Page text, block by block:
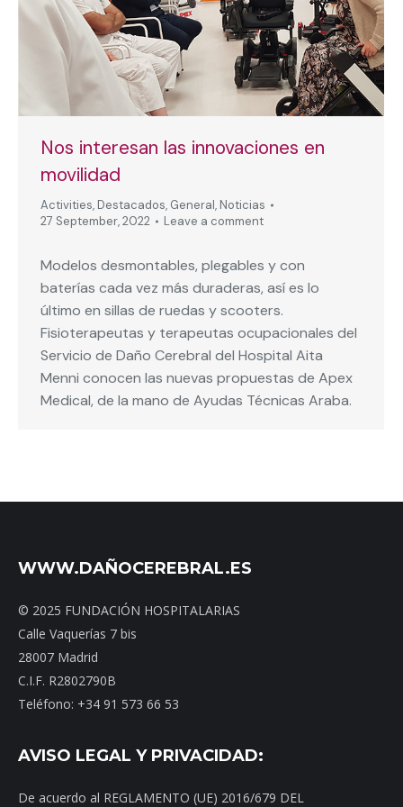
Nos interesan las innovaciones en
movilidad
Activities, Destacados, General, Noticias
27 September, 2022
Leave a comment
Modelos desmontables, plegables y con
baterías cada vez más duraderas, así es lo
último en sillas de ruedas y scooters.
Fisioterapeutas y terapeutas ocupacionales del
Servicio de Daño Cerebral del Hospital Aita
Menni conocen las nuevas propuestas de Apex
Medical, de la mano de Ayudas Técnicas Araba.
WWW.DAÑOCEREBRAL.ES
© 2025 FUNDACIÓN HOSPITALARIAS
Calle Vaquerías 7 bis
28007 Madrid
C.I.F. R2802790B
Teléfono: +34 91 573 66 53
AVISO LEGAL Y PRIVACIDAD:
De acuerdo al REGLAMENTO (UE) 2016/679 DEL